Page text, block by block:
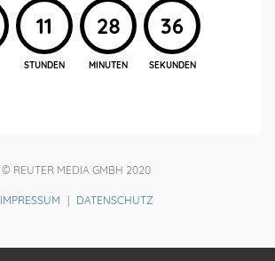
11
STUNDEN
28
MINUTEN
35
SEKUNDEN
© REUTER MEDIA GMBH 2020
IMPRESSUM | DATENSCHUTZ